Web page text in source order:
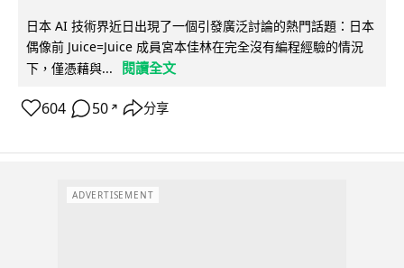
日本 AI 技術界近日出現了一個引發廣泛討論的熱門話題：日本
偶像前 Juice=Juice 成員宮本佳林在完全沒有編程經驗的情況
下，僅憑藉與...
閱讀全文
604 50 ↗ 分享
ADVERTISEMENT